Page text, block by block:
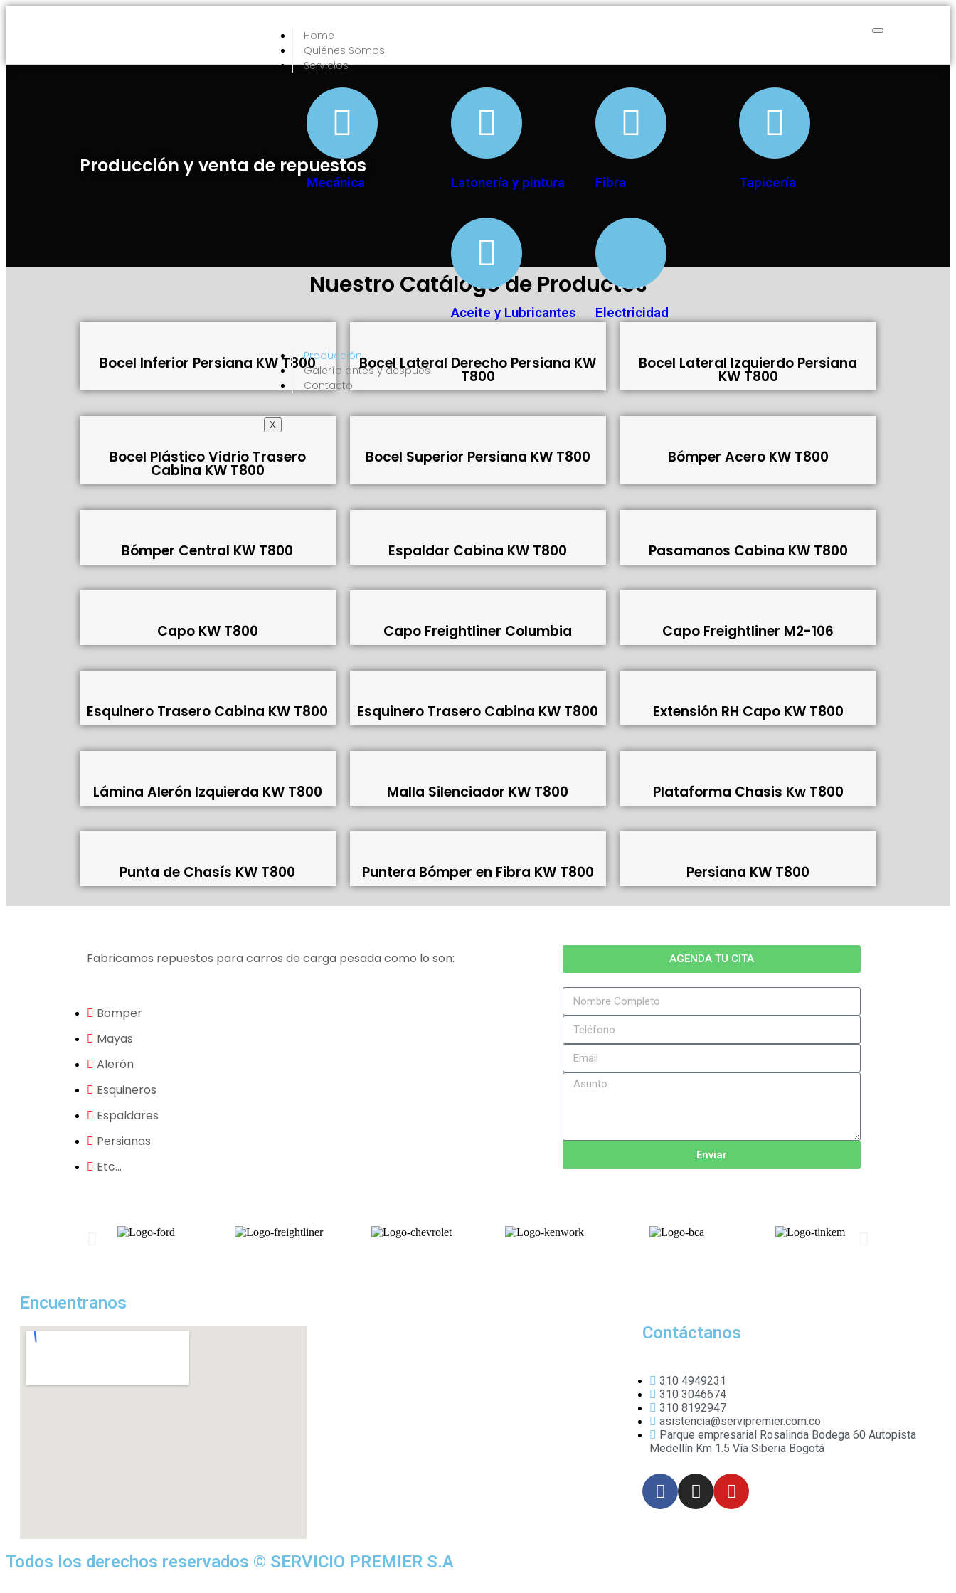
Home
Quiénes Somos
Servicios
Mecánica Latonería y pintura Fibra Tapicería
Aceite y Lubricantes Electricidad
Producción
Galería antes y después
Contacto
X
Producción y venta de repuestos
Nuestro Catálogo de Productos
Bocel Inferior Persiana KW T800 Bocel Lateral Derecho Persiana KW
T800
Bocel Lateral Izquierdo Persiana
KW T800
Bocel Plástico Vidrio Trasero
Cabina KW T800
Bocel Superior Persiana KW T800 Bómper Acero KW T800
Bómper Central KW T800 Espaldar Cabina KW T800 Pasamanos Cabina KW T800
Capo KW T800 Capo Freightliner Columbia Capo Freightliner M2-106
Esquinero Trasero Cabina KW T800 Esquinero Trasero Cabina KW T800 Extensión RH Capo KW T800
Lámina Alerón Izquierda KW T800 Malla Silenciador KW T800 Plataforma Chasis Kw T800
Punta de Chasís KW T800 Puntera Bómper en Fibra KW T800 Persiana KW T800
Fabricamos repuestos para carros de carga pesada como lo son:
Bomper
Mayas
Alerón
Esquineros
Espaldares
Persianas
Etc…
AGENDA TU CITA
Enviar
Encuentranos
Contáctanos
310 4949231
310 3046674
310 8192947
asistencia@servipremier.com.co
Parque empresarial Rosalinda Bodega 60 Autopista
Medellín Km 1.5 Vía Siberia Bogotá
Todos los derechos reservados © SERVICIO PREMIER S.A